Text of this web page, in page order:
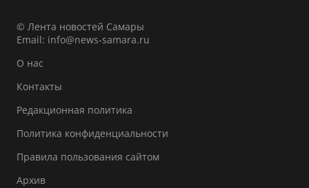
© Лента новостей Самары
Email: info@news-samara.ru
О нас
Контакты
Редакционная политика
Политика конфиденциальности
Правила пользования сайтом
Архив